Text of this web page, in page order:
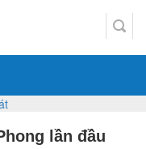
lần đầu